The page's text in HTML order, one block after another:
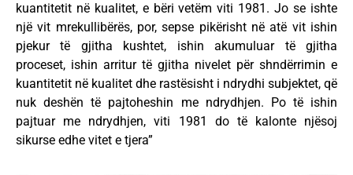
kuantitetit në kualitet, e bëri vetëm viti 1981. Jo se ishte
një vit mrekullibërës, por, sepse pikërisht në atë vit ishin
pjekur të gjitha kushtet, ishin akumuluar të gjitha
proceset, ishin arritur të gjitha nivelet për shndërrimin e
kuantitetit në kualitet dhe rastësisht i ndrydhi subjektet, që
nuk deshën të pajtoheshin me ndrydhjen. Po të ishin
pajtuar me ndrydhjen, viti 1981 do të kalonte njësoj
sikurse edhe vitet e tjera”